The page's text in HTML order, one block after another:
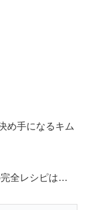
め手になるキム
全レシピは…